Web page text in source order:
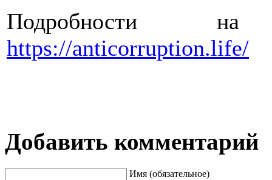
Подробности на
https://anticorruption.life/
Добавить комментарий
Имя (обязательное)